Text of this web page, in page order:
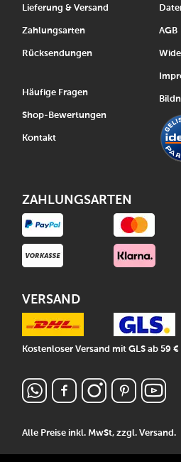
Lieferung & Versand
Zahlungsarten
Rücksendungen
Häufige Fragen
Shop-Bewertungen
Kontakt
Alle Preise inkl. MwSt, zzgl.Versand.
AGB
ZAHLUNGSARTEN
VERSAND
Kostenloser Versand mit GLS ab 59